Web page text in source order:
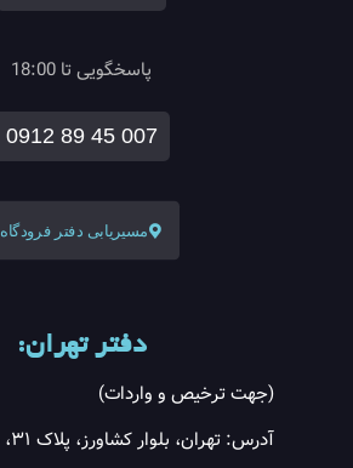
پاسخگویی تا 18:00
0912 89 45 007
مسیریابی دفتر فرودگاه
دفتر تهران:
(جهت ترخیص و واردات)
آدرس: تهران، بلوار کشاورز، پلاک ۳۱، طبقه پنجم